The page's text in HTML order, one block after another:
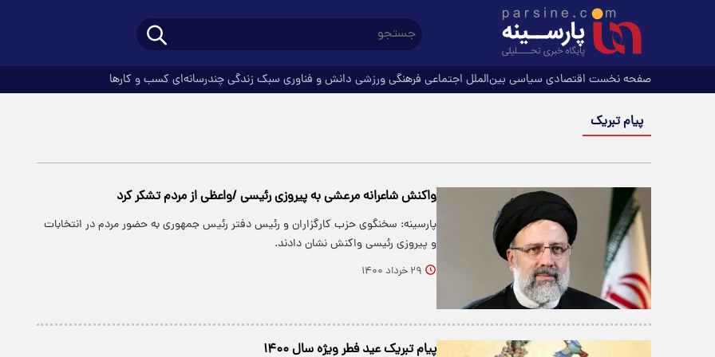
صفحه نخست اقتصادی سیاسی بین‌الملل اجتماعی فرهنگیورزشی دانش و فناوری سبک زندگیچندرسانه‌ای کسب و کارها
پیام تبریک
واکنش شاعرانه مرعشی به پیروزی رئیسی /واعظی از مردم تشکر کرد
پارسینه: سخنگوی حزب کارگزاران و رئیس دفتر رئیس جمهوری به حضور مردم در انتخابات
و پیروزی رئیسی واکنش نشان دادند.
۲۹ خرداد ۱۴۰۰
پیام تبریک عید فطر ویژه سال ۱۴۰۰